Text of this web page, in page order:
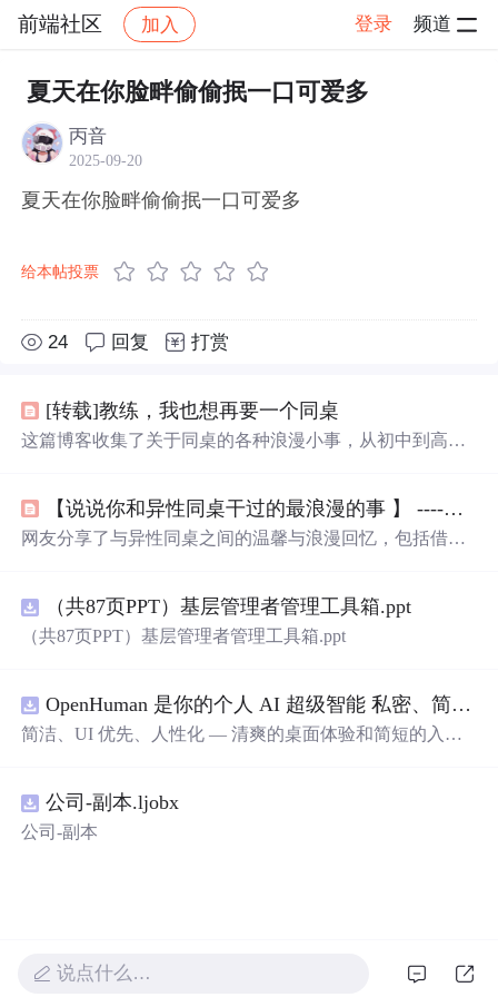
前端社区 加入 登录 频道
社区 前端社区 感慨 帖子详情
夏天在你脸畔偷偷抿一口可爱多
丙音
2025-09-20
夏天在你脸畔偷偷抿一口可爱多
给本帖投票
24 回复 打赏
[转载]教练，我也想再要一个同桌
这篇博客收集了关于同桌的各种浪漫小事，从初中到高
【说说你和异性同桌干过的最浪漫的事 】 ----看到第176楼就突然沉默了....（节选自百度DotA吧）...
网友分享了与异性同桌之间的温馨与浪漫回忆，包括借肩
（共87页PPT）基层管理者管理工具箱.ppt
（共87页PPT）基层管理者管理工具箱.ppt
OpenHuman 是你的个人 AI 超级智能 私密、简洁、极其强大
简洁、UI 优先、人性化 — 清爽的桌面体验和简短的入门
吉祥物，会说话、能感知周围环境、可作为真实参与者加
入你的 Google Meet 会议、跨周记住你，即使你停止输入
公司-副本.ljobx
公司-副本
说点什么…